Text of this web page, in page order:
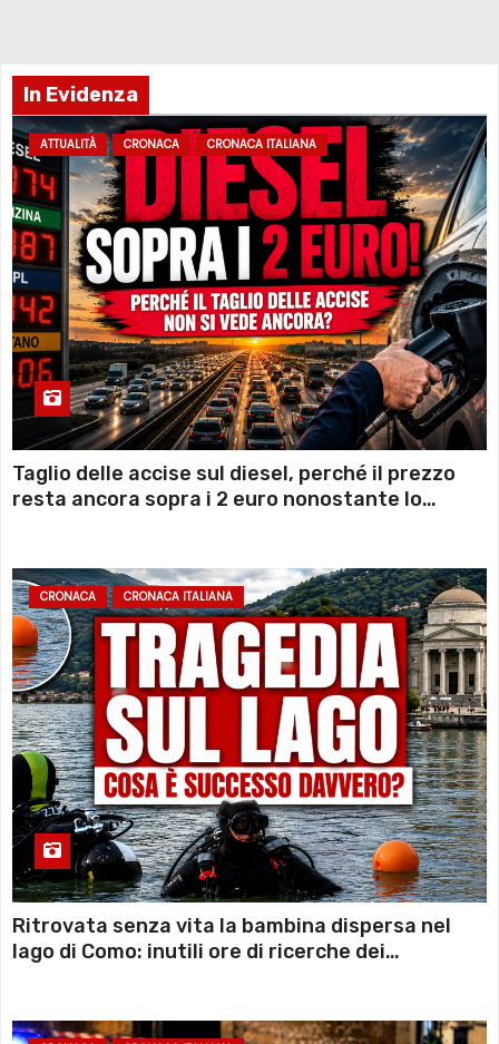
In Evidenza
ATTUALITÀ CRONACA CRONACA ITALIANA
Taglio delle accise sul diesel, perché il prezzo
resta ancora sopra i 2 euro nonostante lo
CRONACA CRONACA ITALIANA
Ritrovata senza vita la bambina dispersa nel
lago di Como: inutili ore di ricerche dei